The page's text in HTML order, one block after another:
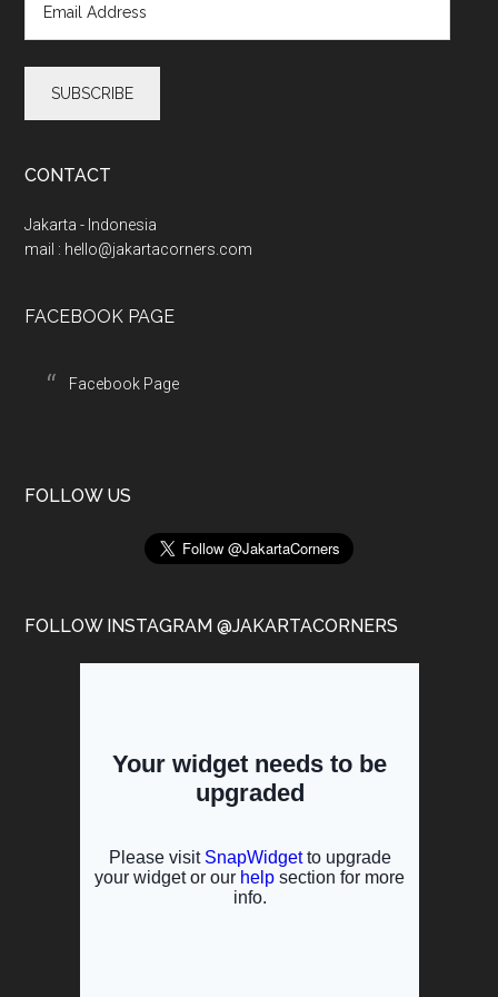
a
i
A
d
e
CONTACT
Jakarta - Indonesia
mail : hello@jakartacorners.com
FACEBOOK PAGE
Facebook Page
FOLLOW US
FOLLOW INSTAGRAM @JAKARTACORNERS